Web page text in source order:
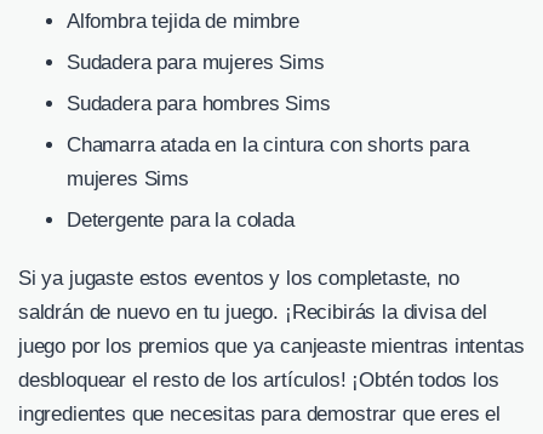
Alfombra tejida de mimbre
Sudadera para mujeres Sims
Sudadera para hombres Sims
Chamarra atada en la cintura con shorts para
mujeres Sims
Detergente para la colada
Si ya jugaste estos eventos y los completaste, no
saldrán de nuevo en tu juego. ¡Recibirás la divisa del
juego por los premios que ya canjeaste mientras intentas
desbloquear el resto de los artículos! ¡Obtén todos los
ingredientes que necesitas para demostrar que eres el